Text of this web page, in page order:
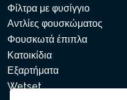
Φίλτρα με φυσίγγιο
Αντλίες φουσκώματος
Φουσκωτά έπιπλα
Κατοικίδια
Εξαρτήματα
Wetset